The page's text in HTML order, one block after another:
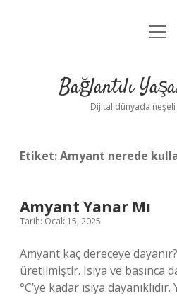
Anasayfa
Yasal
Bağlantılı
Dijital dünyada
Etiket:Amyant nerede
Amyant Yanar Mı
Tarih: Ocak 15, 2025
Amyant kaç dereceye
üretilmiştir. Isıya ve basınca
°C’ye kadar ısıya